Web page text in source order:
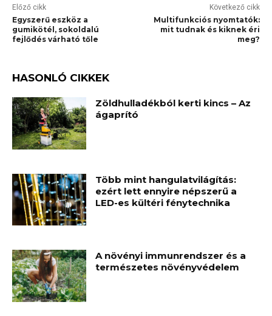
Előző cikk
Egyszerű eszköz a
gumikötél, sokoldalú
fejlődés várható tőle
Következő cikk
Multifunkciós nyomtatók:
mit tudnak és kiknek éri
meg?
HASONLÓ CIKKEK
Zöldhulladékból kerti kincs – Az
ágaprító
Több mint hangulatvilágítás:
ezért lett ennyire népszerű a
LED-es kültéri fénytechnika
A növényi immunrendszer és a
természetes növényvédelem